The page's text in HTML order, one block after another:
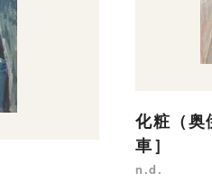
化粧（奥
車］
n.d.